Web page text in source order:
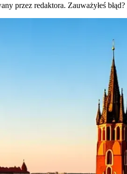
przez redaktora. Zauważyłeś błąd?